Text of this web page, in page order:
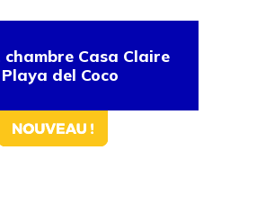
chambre Casa Claire
del Coco